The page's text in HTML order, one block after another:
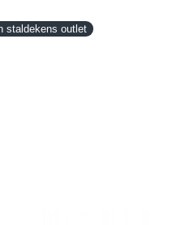
staldekens outlet